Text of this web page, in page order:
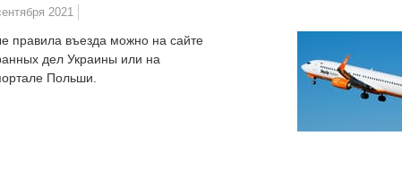
2021
правила въезда можно на сайте
дел Украины или на
Польши.